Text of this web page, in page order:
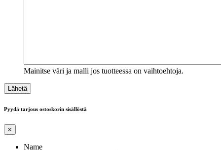
Mainitse väri ja malli jos tuotteessa on vaihtoehtoja.
Pyydä tarjous ostoskorin sisällöstä
×
Name